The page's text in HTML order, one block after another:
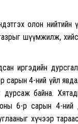
олон нийтийн
газрыг шүүмжилж,
иргэдийн
р сарын 4-ний үйл
дурсаж байна.
6-р сарын 4-ний
хүчээр